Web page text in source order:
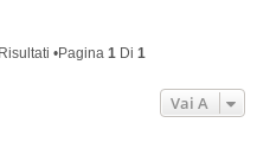
•Pagina 1 Di 1
Vai A